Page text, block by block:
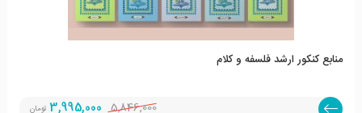
منابع کنکور ارشد فلسفه و کلام
5,846,000
3,995,000 تومان